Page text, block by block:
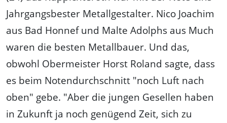
Jahrgangsbester Metallgestalter. Nico Joachim
aus Bad Honnef und Malte Adolphs aus Much
waren die besten Metallbauer. Und das,
obwohl Obermeister Horst Roland sagte, dass
es beim Notendurchschnitt "noch Luft nach
oben" gebe. "Aber die jungen Gesellen haben
in Zukunft ja noch genügend Zeit, sich zu